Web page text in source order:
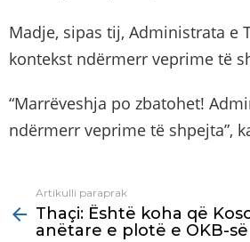
Madje, sipas tij, Administrata e
kontekst ndërmerr veprime të
“Marrëveshja po zbatohet!
ndërmerr veprime të shpejta”,
more
Artikulli paraprak
Thaçi: Është koha që
anëtare e plotë e OKB-së